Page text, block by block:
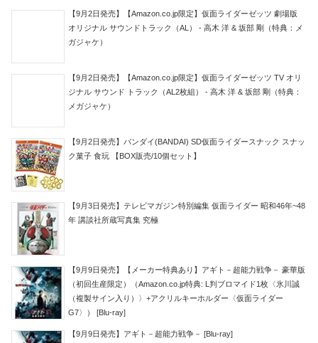
【9月2日発売】【Amazon.co.jp限定】仮面ライダーゼッツ 劇場版
オリジナル サウンドトラック（AL） - 高木 洋 & 坂部 剛（特典：メ
ガジャケ）
【9月2日発売】【Amazon.co.jp限定】仮面ライダーゼッツ TV オリ
ジナル サウンド トラック（AL2枚組） - 高木 洋 & 坂部 剛（特典：
メガジャケ）
【9月2日発売】バンダイ(BANDAI) SD仮面ライダースナック スナッ
ク菓子 食玩 【BOX販売/10個セット】
【9月3日発売】テレビマガジン特別編集 仮面ライダー 昭和46年~48
年 講談社所蔵写真集 究極
【9月9日発売】【メーカー特典あり】アギト－超能力戦争－ 豪華版
（初回生産限定）（Amazon.co.jp特典: L判ブロマイド1枚〈氷川誠
（複製サイン入り）〉+アクリルキーホルダー〈仮面ライダー
G7〉） [Blu-ray]
【9月9日発売】アギト－超能力戦争－ [Blu-ray]